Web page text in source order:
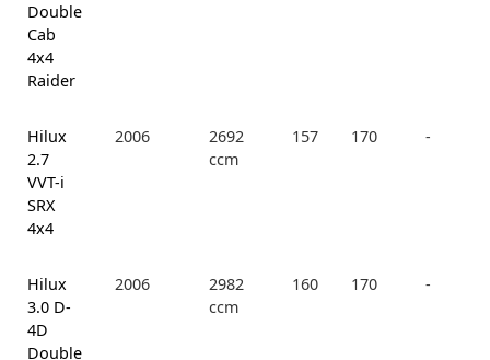
Double
Cab
4x4
Raider
Hilux
2.7
VVT-i
SRX
4x4
2006
2692
ccm
157 170 -
Hilux
3.0 D-
4D
Double
2006
2982
ccm
160 170 -